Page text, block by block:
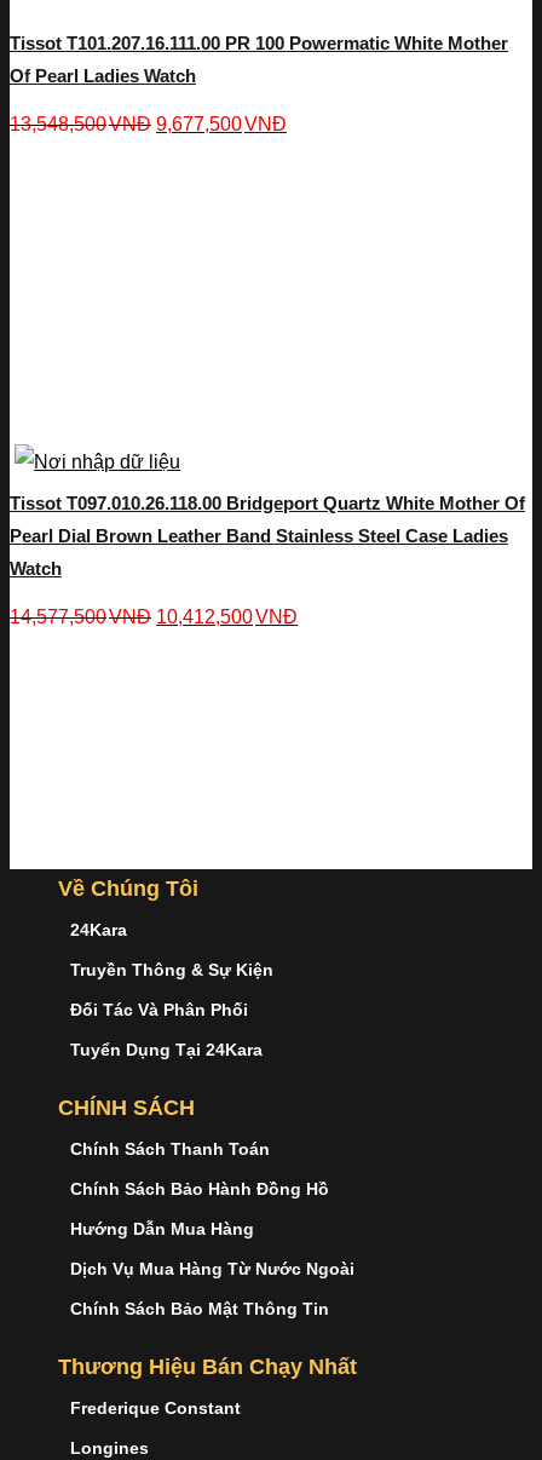
Tissot T101.207.16.111.00 PR 100 Powermatic White Mother
Of Pearl Ladies Watch
13,548,500VNĐ 9,677,500VNĐ
Tissot T097.010.26.118.00 Bridgeport Quartz White Mother Of
Pearl Dial Brown Leather Band Stainless Steel Case Ladies
Watch
14,577,500VNĐ 10,412,500VNĐ
Về Chúng Tôi
24Kara
Truyền Thông & Sự Kiện
Đối Tác Và Phân Phối
Tuyển Dụng Tại 24Kara
CHÍNH SÁCH
Chính Sách Thanh Toán
Chính Sách Bảo Hành Đồng Hồ
Hướng Dẫn Mua Hàng
Dịch Vụ Mua Hàng Từ Nước Ngoài
Chính Sách Bảo Mật Thông Tin
Thương Hiệu Bán Chạy Nhất
Frederique Constant
Longines